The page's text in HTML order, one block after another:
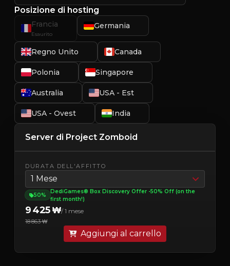
Posizione di hosting
Francia
Esaurito
Germania
Regno Unito Canada
Polonia Singapore
Australia USA - Est
USA - Ovest India
Server di Project Zomboid
DURATA DELL'AFFITTO
1 Mese
50%
DediGames® Box Discovery Offer -50% Off (on the
first month!)
9 425 ₩/ 1 mese
18 863 ₩
Aggiungi al carrello